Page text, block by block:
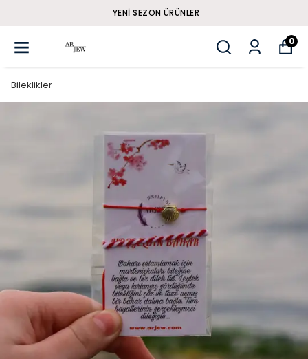
YENI SEZON ÜRÜNLER
0
Bileklikler